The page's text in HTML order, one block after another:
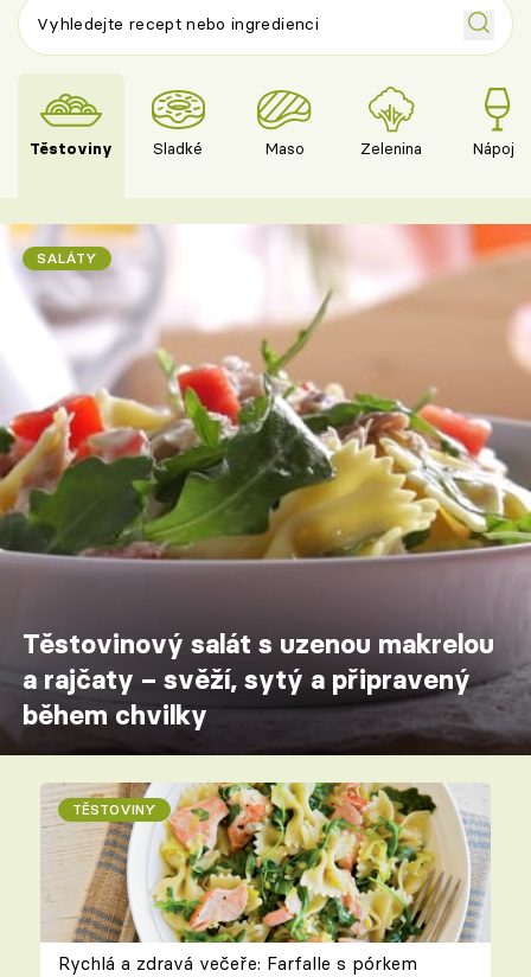
Těstoviny Sladké Maso Zelenina Nápoje
SALÁTY
Těstovinový salát s uzenou makrelou
a rajčaty – svěží, sytý a připravený
během chvilky
TĚSTOVINY
Rychlá a zdravá večeře: Farfalle s pórkem